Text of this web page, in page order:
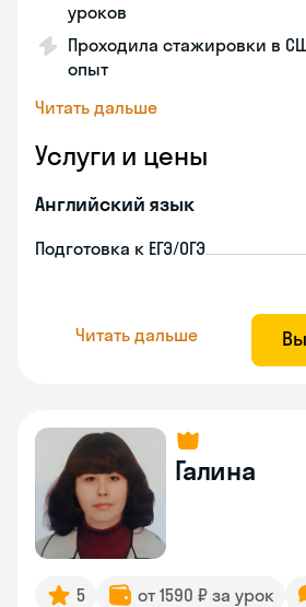
уроков
Проходила стажировки в
опыт
Читать дальше
Услуги и цены
Английский язык
Подготовка к ЕГЭ/ОГЭ
Читать дальше
Галина
5 от 1590 ₽ за урок